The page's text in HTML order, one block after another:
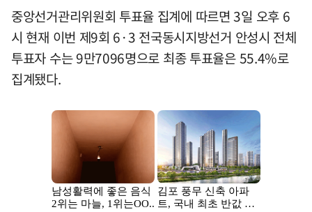
중앙선거관리위원회 투표율 집계에 따르면 3일 오후 6
시 현재 이번 제9회 6·3 전국동시지방선거 안성시 전체
투표자 수는 9만7096명으로 최종 투표율은 55.4%로
집계됐다.